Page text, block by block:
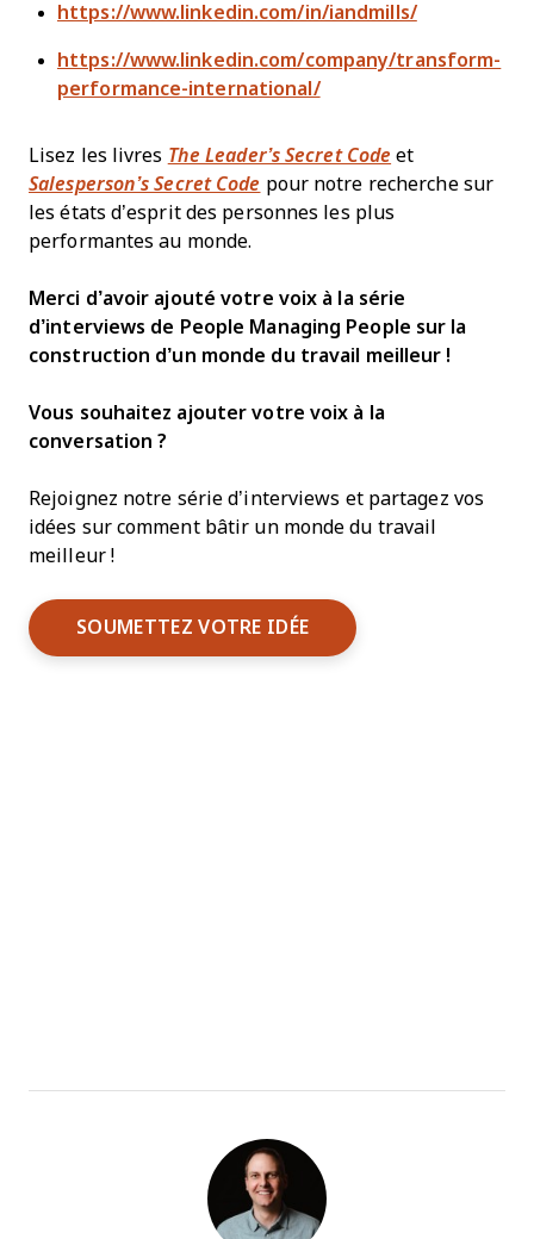
https://www.linkedin.com/in/iandmills/
https://www.linkedin.com/company/transform-
performance-international/
Lisez les livres The Leader’s Secret Code et
Salesperson’s Secret Code pour notre recherche sur
les états d’esprit des personnes les plus
performantes au monde.
Merci d’avoir ajouté votre voix à la série
d’interviews de People Managing People sur la
construction d’un monde du travail meilleur !
Vous souhaitez ajouter votre voix à la
conversation ?
Rejoignez notre série d’interviews et partagez vos
idées sur comment bâtir un monde du travail
meilleur !
SOUMETTEZ VOTRE IDÉE